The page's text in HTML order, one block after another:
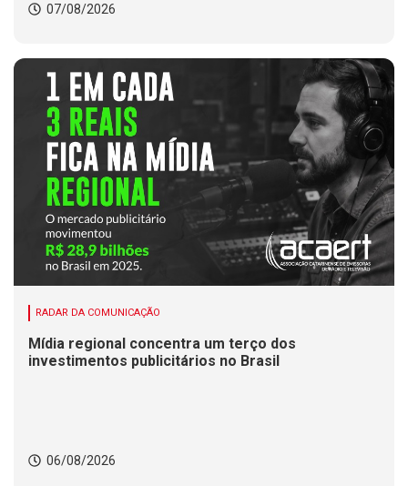
07/08/2026
RADAR DA COMUNICAÇÃO
Mídia regional concentra um terço dos
investimentos publicitários no Brasil
06/08/2026